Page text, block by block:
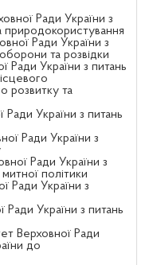
Ради України з
природокористування
Ради України з
та розвідки
України з питань
розвитку та
Ради України з питань
Ради України з
Ради України з
політики
Ради України з
Ради України з питань
Верховної Ради
до